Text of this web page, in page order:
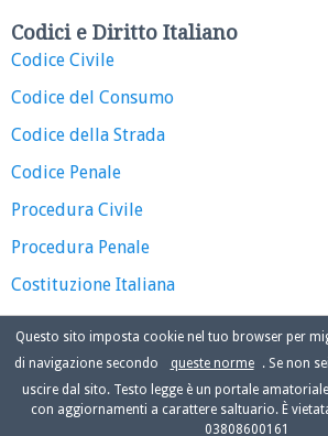
Codici e Diritto Italiano
Codice Civile
Codice del Consumo
Codice della Strada
Codice Penale
Procedura Civile
Procedura Penale
Costituzione Italiana
Questo sito imposta cookie nel tuo browser per
di navigazione secondo
queste norme
. Se non
uscire dal sito. Testo legge è un portale
con aggiornamenti a carattere saltuario. È
03808600161